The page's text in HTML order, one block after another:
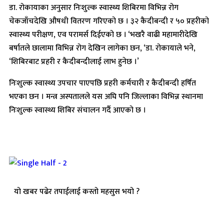
डा. रोकायाका अनुसार निःशुल्क स्वास्थ्य शिबिरमा विभिन्न रोग
चेकजाँचदेखि औषधी वितरण गरिएको छ । ३२ कैदीबन्दी र ५० प्रहरीको
स्वास्थ्य परीक्षण, एव परामर्स दिईएको छ । ‘भखरै वाढी महामारीदेखि
बर्षातले छालामा विभिन्न रोग देखिन लागेका छन, ‘डा. रोकायाले भने,
‘शिबिरबाट प्रहरी र कैदीबन्दीलाई लाभ हुनेछ ।’
निःशुल्क स्वास्थ्य उपचार पाएपछि प्रहरी कर्मचारी र कैदीबन्दी हर्षित
भएका छन । मन्त्र अस्पतालले यस अघि पनि जिल्लाका विभिन्न स्थानमा
निःशुल्क स्वास्थ्य शिबिर संचालन गर्दै आएको छ ।
यो खबर पढेर तपाईलाई कस्तो महसुस भयो ?